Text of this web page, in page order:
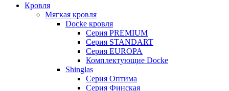
Кровля
Мягкая кровля
Docke кровля
Серия PREMIUM
Серия STANDART
Серия EUROPA
Комплектующие Docke
Shinglas
Серия Оптима
Серия Финская